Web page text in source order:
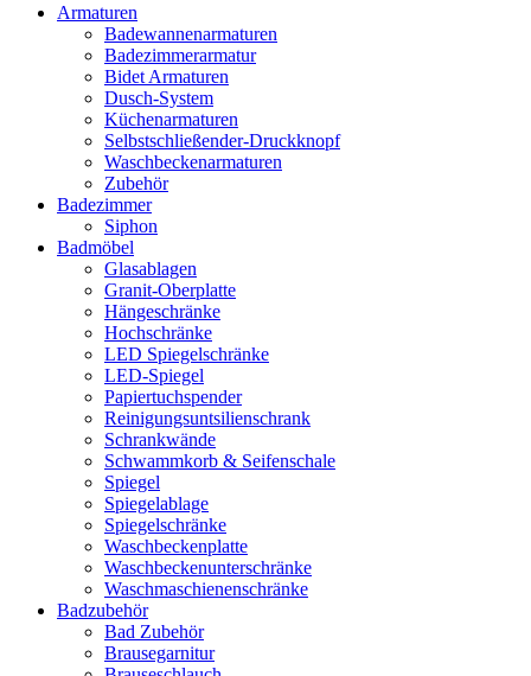
Armaturen
Badewannenarmaturen
Badezimmerarmatur
Bidet Armaturen
Dusch-System
Küchenarmaturen
Selbstschließender-Druckknopf
Waschbeckenarmaturen
Zubehör
Badezimmer
Siphon
Badmöbel
Glasablagen
Granit-Oberplatte
Hängeschränke
Hochschränke
LED Spiegelschränke
LED-Spiegel
Papiertuchspender
Reinigungsuntsilienschrank
Schrankwände
Schwammkorb & Seifenschale
Spiegel
Spiegelablage
Spiegelschränke
Waschbeckenplatte
Waschbeckenunterschränke
Waschmaschienenschränke
Badzubehör
Bad Zubehör
Brausegarnitur